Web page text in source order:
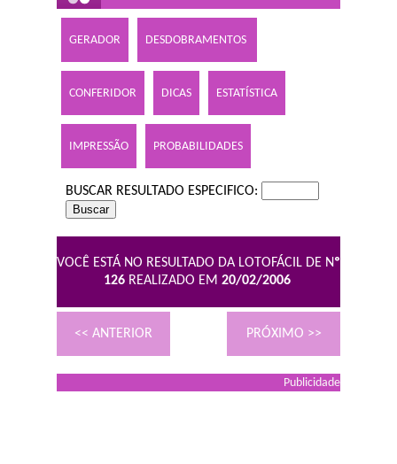
GERADOR DESDOBRAMENTOS
CONFERIDOR DICAS ESTATÍSTICA
IMPRESSÃO PROBABILIDADES
BUSCAR RESULTADO ESPECIFICO:
VOCÊ ESTÁ NO RESULTADO DA LOTOFÁCIL DE Nº
126 REALIZADO EM 20/02/2006
<< ANTERIOR PRÓXIMO >>
Publicidade